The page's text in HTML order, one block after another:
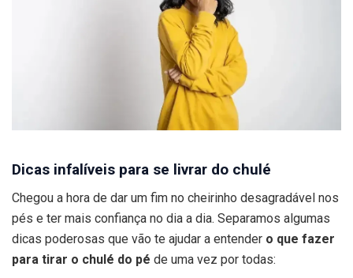
Dicas infalíveis para se livrar do chulé
Chegou a hora de dar um fim no cheirinho desagradável nos
pés e ter mais confiança no dia a dia. Separamos algumas
dicas poderosas que vão te ajudar a entender o que fazer
para tirar o chulé do pé de uma vez por todas: